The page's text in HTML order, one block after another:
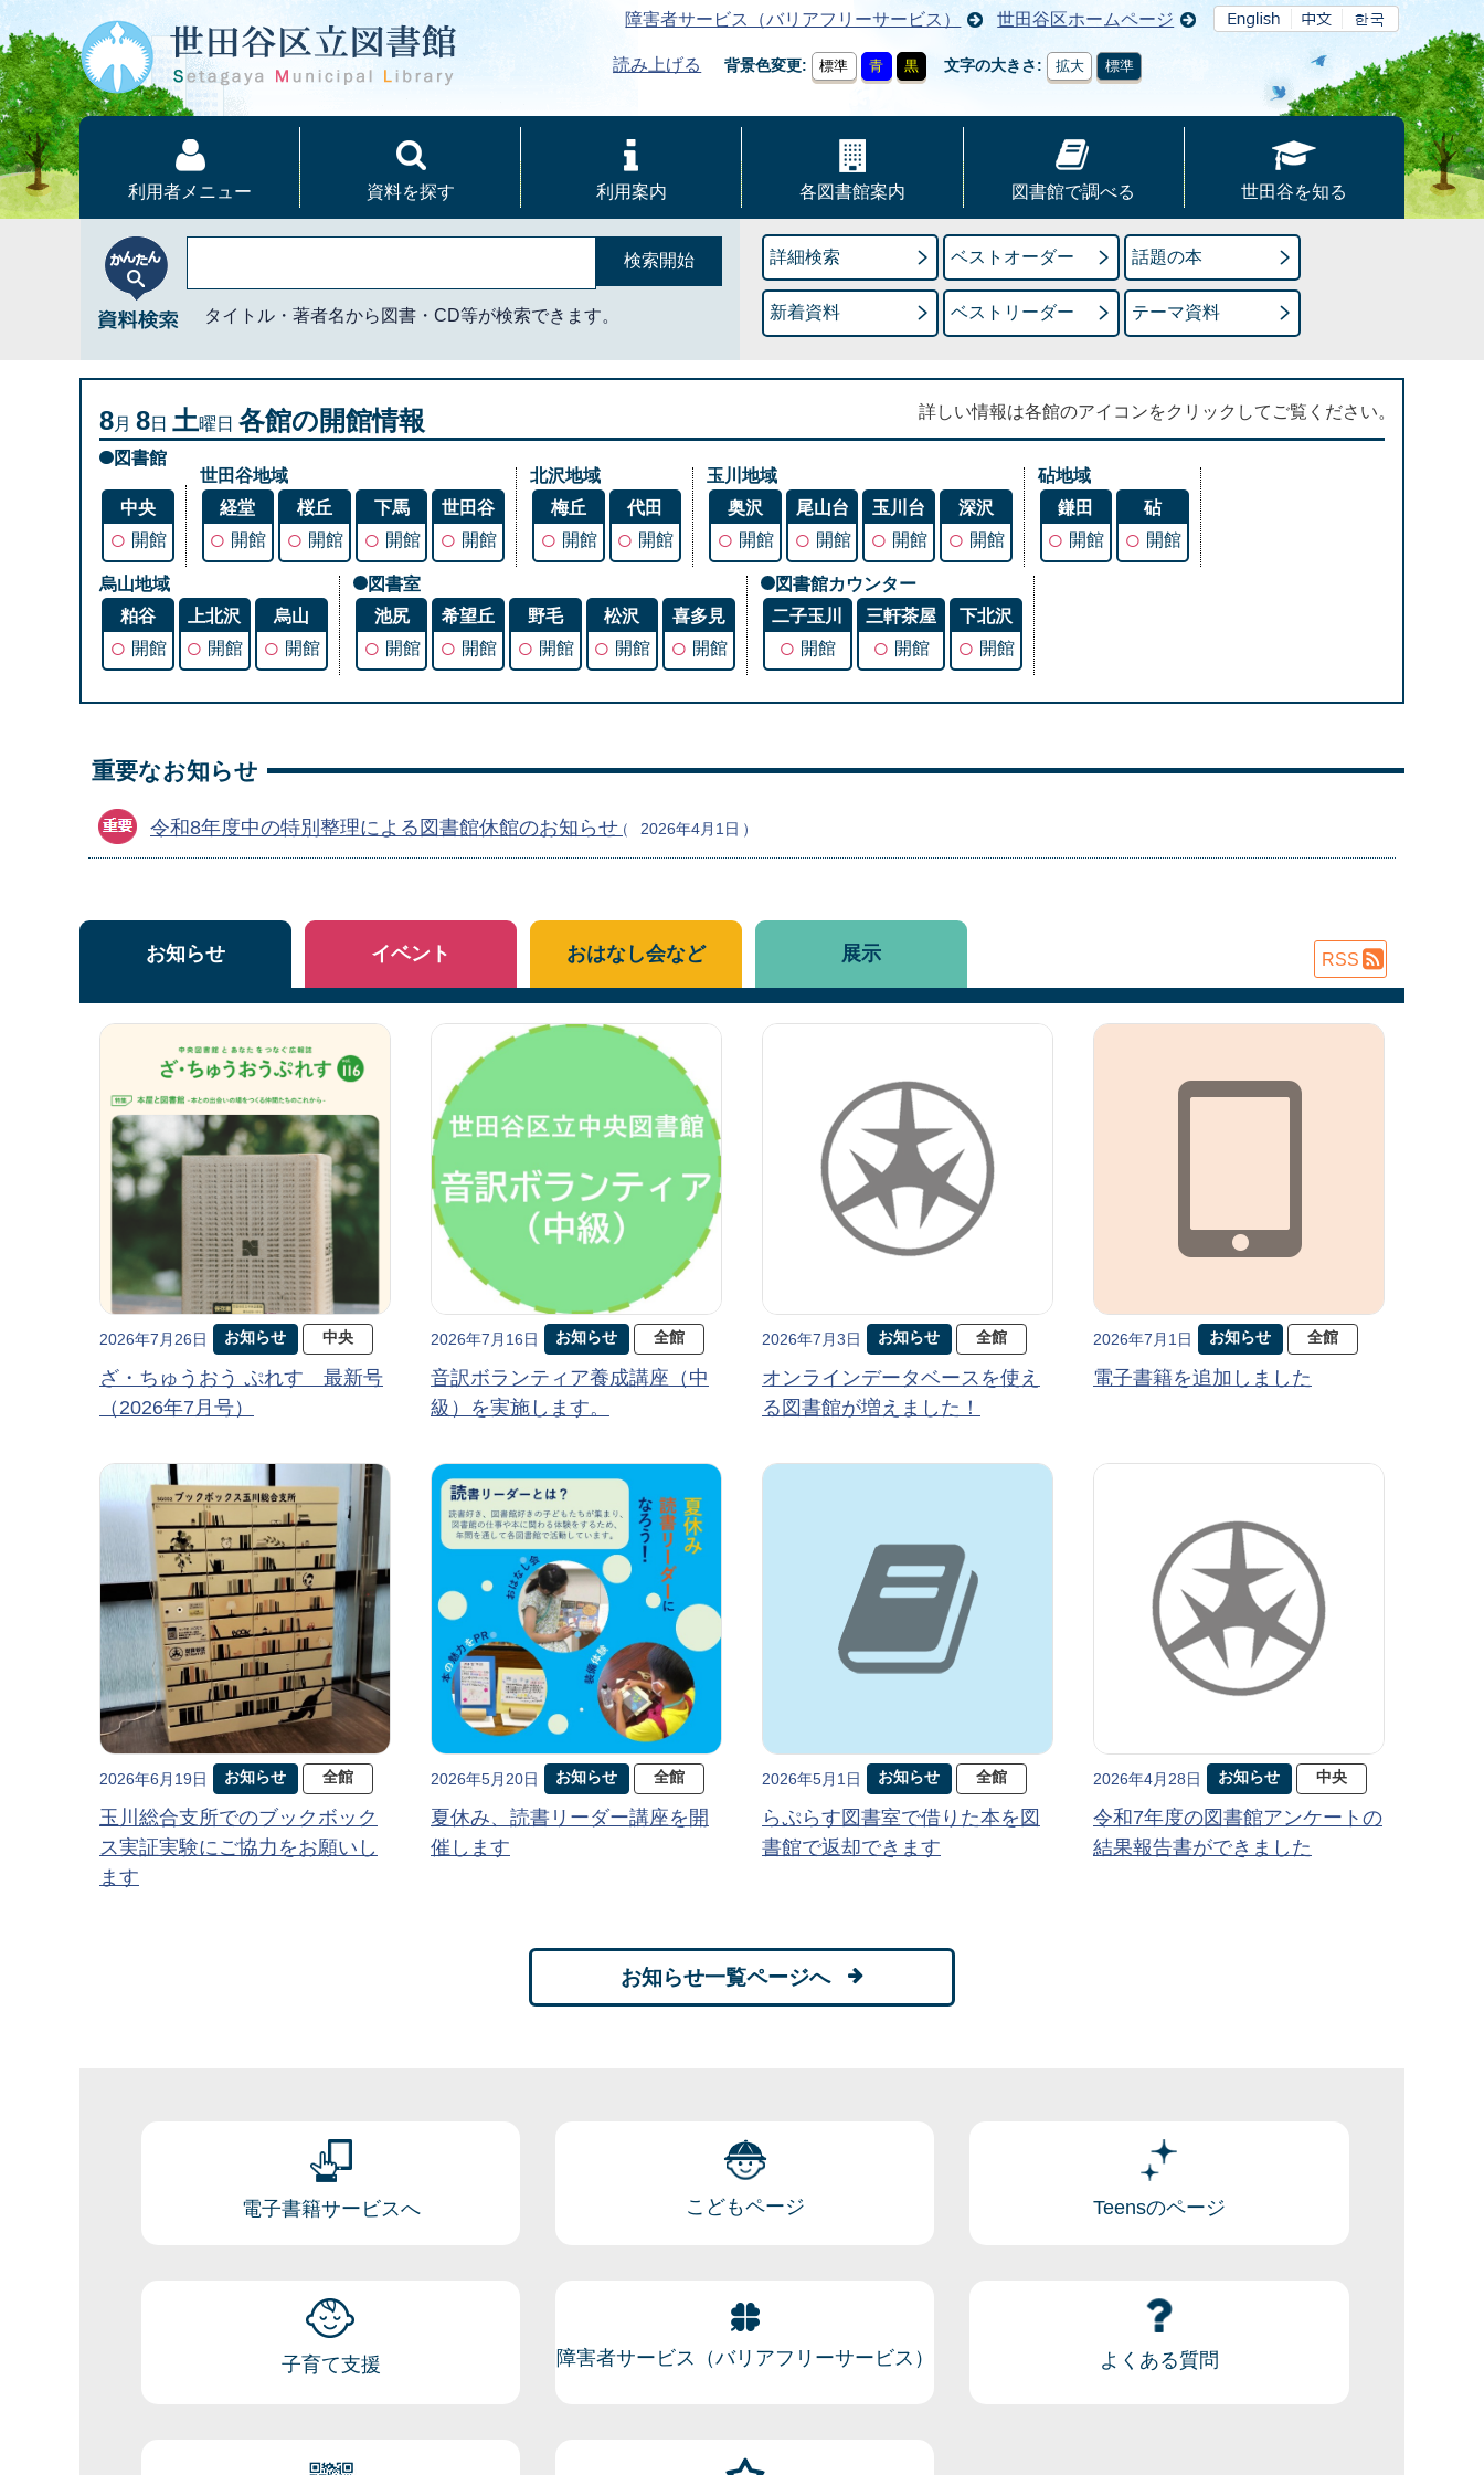
障害者サービス（バリアフリーサービス） 世田谷区ホームページ
読み上げる 背景色変更 標準 青 黒 文字の大きさ 拡大 標準
利用者メニュー 資料を探す 利用案内 各図書館案内 図書館で調べる 世田谷を知る
タイトル・著者名から図書・CD等が検索できます。
詳細検索 ベストオーダー 話題の本
新着資料 ベストリーダー テーマ資料
8月 8日 土曜日 各館の開館情報 詳しい情報は各館のアイコンをクリックしてご覧ください。
図書館
中央
○ 開館
世田谷地域
経堂
○ 開館
桜丘
○ 開館
下馬
○ 開館
世田谷
○ 開館
北沢地域
梅丘
○ 開館
代田
○ 開館
玉川地域
奥沢
○ 開館
尾山台
○ 開館
玉川台
○ 開館
深沢
○ 開館
砧地域
鎌田
○ 開館
砧
○ 開館
烏山地域
粕谷
○ 開館
上北沢
○ 開館
烏山
○ 開館
図書室
池尻
○ 開館
希望丘
○ 開館
野毛
○ 開館
松沢
○ 開館
喜多見
○ 開館
図書館カウンター
二子玉川
○ 開館
三軒茶屋
○ 開館
下北沢
○ 開館
重要なお知らせ
令和8年度中の特別整理による図書館休館のお知らせ 2026年4月1日
お知らせ
2026年7月26日 お知らせ 中央
ざ・ちゅうおう ぷれす 最新号
（2026年7月号）
2026年7月16日 お知らせ 全館
音訳ボランティア養成講座（中
級）を実施します。
2026年7月3日 お知らせ 全館
オンラインデータベースを使え
る図書館が増えました！
2026年7月1日 お知らせ 全館
電子書籍を追加しました
2026年6月19日 お知らせ 全館
玉川総合支所でのブックボック
ス実証実験にご協力をお願いし
ます
2026年5月20日 お知らせ 全館
夏休み、読書リーダー講座を開
催します
2026年5月1日 お知らせ 全館
らぷらす図書室で借りた本を図
書館で返却できます
2026年4月28日 お知らせ 中央
令和7年度の図書館アンケートの
結果報告書ができました
お知らせ一覧ページへ
イベント おはなし会など 展示 RSS
電子書籍サービスへ こどもページ Teensのページ
子育て支援 障害者サービス（バリアフリーサービス） よくある質問